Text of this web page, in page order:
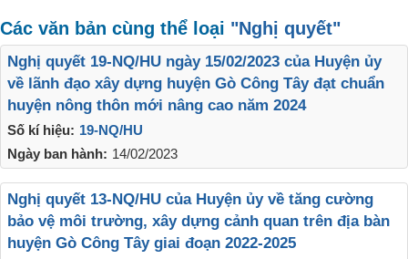
Các văn bản cùng thể loại "Nghị quyết"
Số kí hiệu: 19-NQ/HU
Ngày ban hành: 14/02/2023
Nghị quyết 19-NQ/HU ngày 15/02/2023 của Huyện ủy
về lãnh đạo xây dựng huyện Gò Công Tây đạt chuẩn
huyện nông thôn mới nâng cao năm 2024
Nghị quyết 13-NQ/HU của Huyện ủy về tăng cường
bảo vệ môi trường, xây dựng cảnh quan trên địa bàn
huyện Gò Công Tây giai đoạn 2022-2025